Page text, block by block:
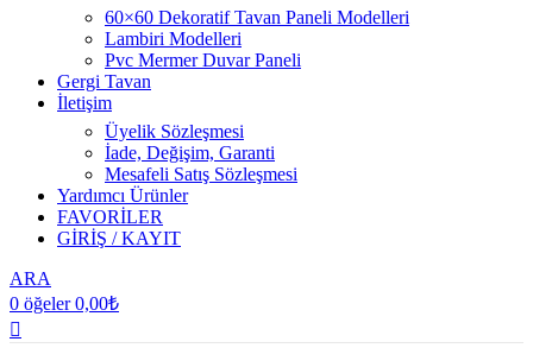
60×60 Dekoratif Tavan Paneli Modelleri
Lambiri Modelleri
Pvc Mermer Duvar Paneli
Gergi Tavan
İletişim
Üyelik Sözleşmesi
İade, Değişim, Garanti
Mesafeli Satış Sözleşmesi
Yardımcı Ürünler
FAVORİLER
GİRİŞ / KAYIT
ARA
0 öğeler 0,00₺